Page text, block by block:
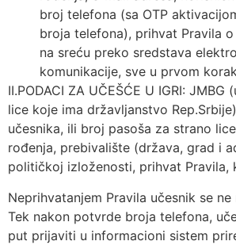
broj telefona (sa OTP
broja telefona), prihvat Pravila
na sreću preko sredstava
komunikacije, sve u prvom
II.PODACI ZA UČEŠĆE U IGRI:
lice koje ima državljanstvo
učesnika, ili broj pasoša za strano
rođenja, prebivalište (država, grad i
političkoj izloženosti, prihvat Pravila,
Neprihvatanjem Pravila učesnik se
Tek nakon potvrde broja telefona,
put prijaviti u informacioni sistem